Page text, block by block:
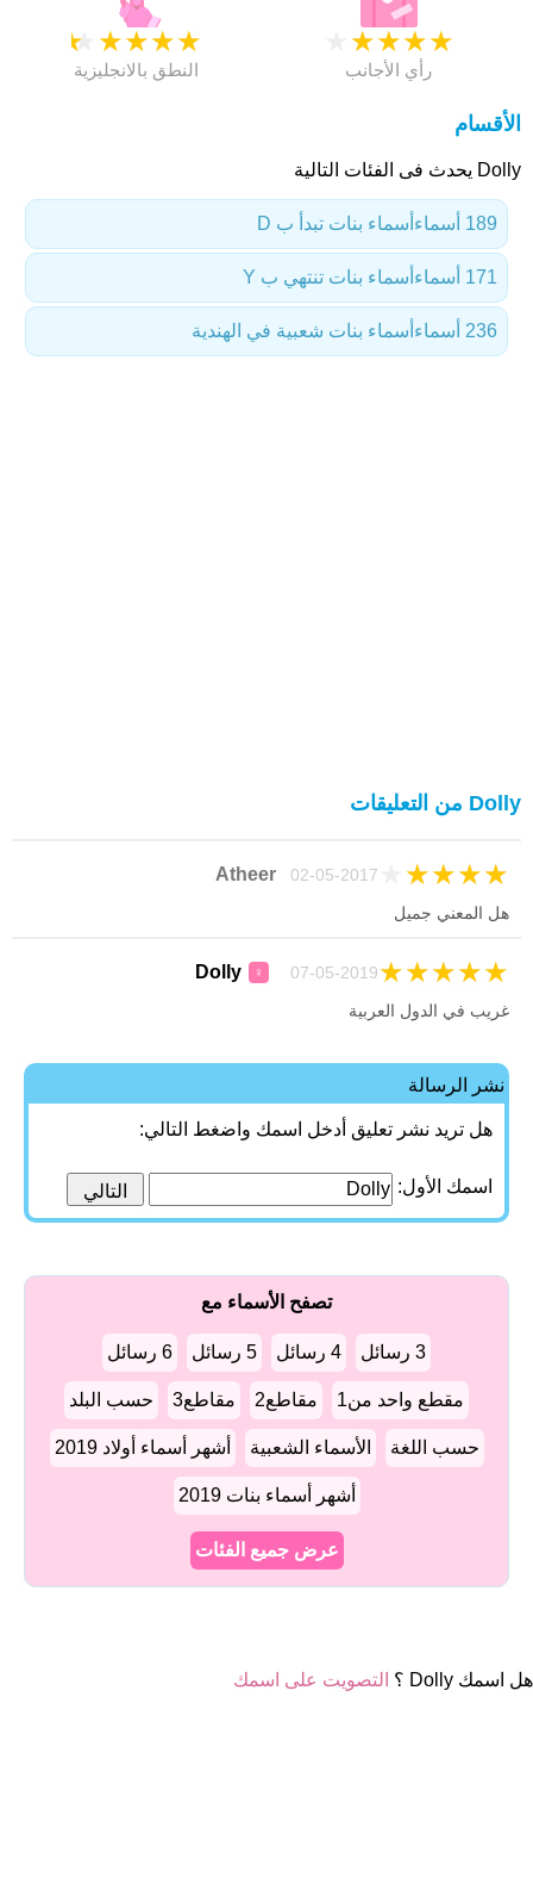
★
★
★
★
★
النطق بالانجليزية
★
★
★
★
رأي الأجانب
الأقسام
Dolly يحدث فى الفئات التالية
أسماء بنات تبدأ ب D 189 أسماء
أسماء بنات تنتهي ب Y 171 أسماء
أسماء بنات شعبية في الهندية 236 أسماء
Dolly من التعليقات
Atheer 02-05-2017 ★
★
★
★
هل المعني جميل
Dolly ♀ 07-05-2019 ★
★
★
★
★
غريب في الدول العربية
نشر الرسالة
هل تريد نشر تعليق أدخل اسمك واضغط التالي:
اسمك الأول:
تصفح الأسماء مع
3 رسائل 4 رسائل 5 رسائل 6 رسائل
مقطع واحد من1 مقاطع2 مقاطع3 حسب البلد
حسب اللغة الأسماء الشعبية أشهر أسماء أولاد 2019
أشهر أسماء بنات 2019
عرض جميع الفئات
هل اسمك Dolly ؟ التصويت على اسمك